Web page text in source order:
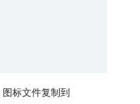
标文件复制到